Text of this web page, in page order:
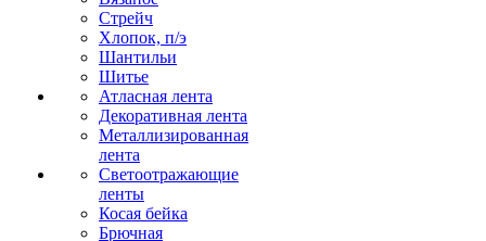
Стрейч
Хлопок, п/э
Шантильи
Шитье
Атласная лента
Декоративная лента
Металлизированная
лента
Светоотражающие
ленты
Косая бейка
Брючная